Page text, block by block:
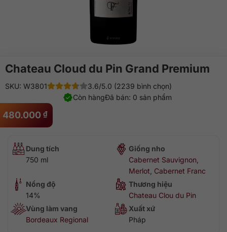
Chateau Cloud du Pin Grand Premium
480.000 ₫
SKU: W3801
3.6/5.0 (2239 bình chọn)
Đã bán: 0 sản phẩm
Còn hàng
Dung tích
750 ml
Giống nho
Cabernet Sauvignon
Merlot Cabernet Franc
Nồng độ
14%
Thương hiệu
Chateau Clou du Pin
Vùng làm vang
Bordeaux Regional
Xuất xứ
Pháp